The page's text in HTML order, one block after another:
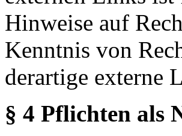
Hinweise auf
Kenntnis von
derartige externe
§ 4 Pflichten als